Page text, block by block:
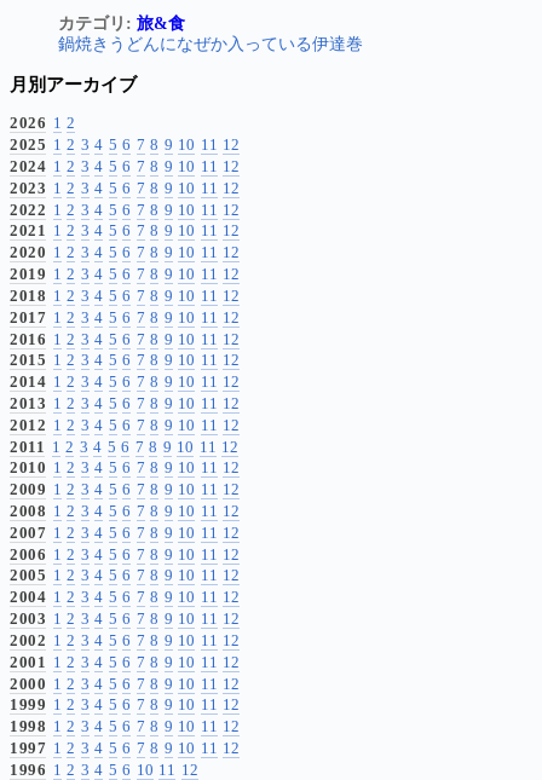
鍋焼きうどんになぜか入っている伊達巻
カテゴリ: 旅&食
月別アーカイブ
2026 1 2
2025 1 2 3 4 5 6 7 8 9 10 11 12
2024 1 2 3 4 5 6 7 8 9 10 11 12
2023 1 2 3 4 5 6 7 8 9 10 11 12
2022 1 2 3 4 5 6 7 8 9 10 11 12
2021 1 2 3 4 5 6 7 8 9 10 11 12
2020 1 2 3 4 5 6 7 8 9 10 11 12
2019 1 2 3 4 5 6 7 8 9 10 11 12
2018 1 2 3 4 5 6 7 8 9 10 11 12
2017 1 2 3 4 5 6 7 8 9 10 11 12
2016 1 2 3 4 5 6 7 8 9 10 11 12
2015 1 2 3 4 5 6 7 8 9 10 11 12
2014 1 2 3 4 5 6 7 8 9 10 11 12
2013 1 2 3 4 5 6 7 8 9 10 11 12
2012 1 2 3 4 5 6 7 8 9 10 11 12
2011
1 2 3 4 5 6 7 8 9 10 11 12
2010 1 2 3 4 5 6 7 8 9 10 11 12
2009 1 2 3 4 5 6 7 8 9 10 11 12
2008 1 2 3 4 5 6 7 8 9 10 11 12
2007 1 2 3 4 5 6 7 8 9 10 11 12
2006 1 2 3 4 5 6 7 8 9 10 11 12
2005 1 2 3 4 5 6 7 8 9 10 11 12
2004 1 2 3 4 5 6 7 8 9 10 11 12
2003 1 2 3 4 5 6 7 8 9 10 11 12
2002 1 2 3 4 5 6 7 8 9 10 11 12
2001
1 2 3 4 5 6 7 8 9 10 11 12
2000 1 2 3 4 5 6 7 8 9 10 11 12
1999 1 2 3 4 5 6 7 8 9 10 11 12
1998 1 2 3 4 5 6 7 8 9 10 11 12
1997 1 2 3 4 5 6 7 8 9 10 11 12
1996 1 2 3 4 5 6 10 11 12